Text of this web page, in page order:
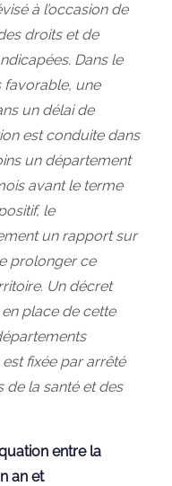
à l’occasion de
droits et de
Dans le
favorable, une
un délai de
est conduite dans
un département
avant le terme
le
un rapport sur
prolonger ce
Un décret
place de cette
fixée par arrêté
de la santé et des
entre la
an et